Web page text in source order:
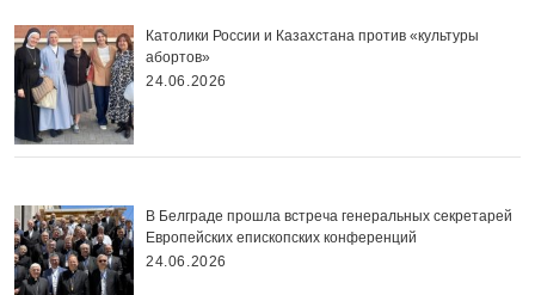
Католики России и Казахстана против «культуры
абортов»
24.06.2026
В Белграде прошла встреча генеральных секретарей
Европейских епископских конференций
24.06.2026